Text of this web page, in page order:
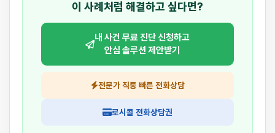
이 사례처럼 해결하고 싶다면?
내 사건 무료 진단 신청하고
안심 솔루션 제안받기
전문가 직통 빠른 전화상담
로시콜 전화상담권